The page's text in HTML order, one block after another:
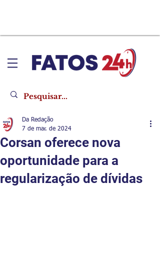
Corsan oferece nova
oportunidade para a
regularização de dívidas
Da Redação
7 de mar. de 2024